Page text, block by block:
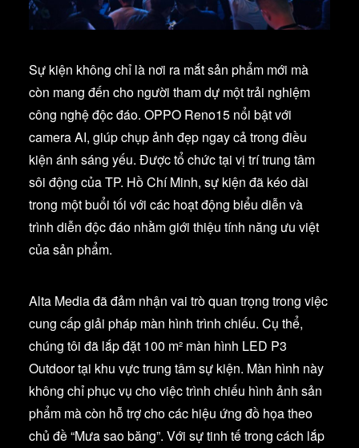
Sự kiện không chỉ là nơi ra mắt sản phẩm mới mà
còn mang đến cho người tham dự một trải nghiệm
công nghệ độc đáo. OPPO Reno15 nổi bật với
camera AI, giúp chụp ảnh đẹp ngay cả trong điều
kiện ánh sáng yếu. Được tổ chức tại vị trí trung tâm
sôi động của TP. Hồ Chí Minh, sự kiện đã kéo dài
trong một buổi tối với các hoạt động biểu diễn và
trình diễn độc đáo nhằm giới thiệu tính năng ưu việt
của sản phẩm.
Alta Media đã đảm nhận vai trò quan trọng trong việc
cung cấp giải pháp màn hình trình chiếu. Cụ thể,
chúng tôi đã lắp đặt 100 m² màn hình LED P3
Outdoor tại khu vực trung tâm sự kiện. Màn hình này
không chỉ phục vụ cho việc trình chiếu hình ảnh sản
phẩm mà còn hỗ trợ cho các hiệu ứng đồ họa theo
chủ đề “Mưa sao băng”. Với sự tinh tế trong cách lắp